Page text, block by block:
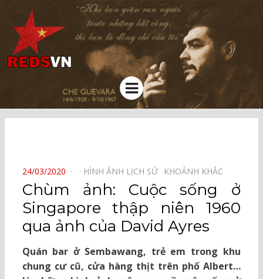
Kênh chia sẻ tri thức cộng đồng
Menu
POSTED
ON
24/03/2020 HÌNH ẢNH LỊCH SỬ⠀ KHOẢNH KHẮC⠀
Chùm ảnh: Cuộc sống ở
Singapore thập niên 1960
qua ảnh của David Ayres
Quán bar ở Sembawang, trẻ em trong khu
chung cư cũ, cửa hàng thịt trên phố Albert…